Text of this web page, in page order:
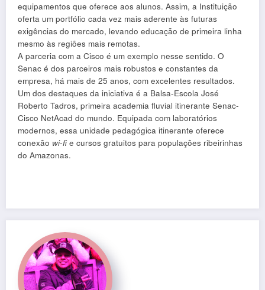
equipamentos que oferece aos alunos. Assim, a Instituição
oferta um portfólio cada vez mais aderente às futuras
exigências do mercado, levando educação de primeira linha
mesmo às regiões mais remotas.
A parceria com a Cisco é um exemplo nesse sentido. O
Senac é dos parceiros mais robustos e constantes da
empresa, há mais de 25 anos, com excelentes resultados.
Um dos destaques da iniciativa é a Balsa-Escola José
Roberto Tadros, primeira academia fluvial itinerante Senac-
Cisco NetAcad do mundo. Equipada com laboratórios
modernos, essa unidade pedagógica itinerante oferece
conexão wi-fi e cursos gratuitos para populações ribeirinhas
do Amazonas.